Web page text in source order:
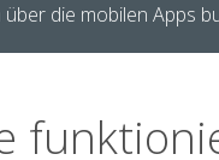
über die mobilen Apps